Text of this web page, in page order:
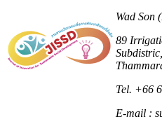
Wad Son
89
Tel. +66
E-mail :